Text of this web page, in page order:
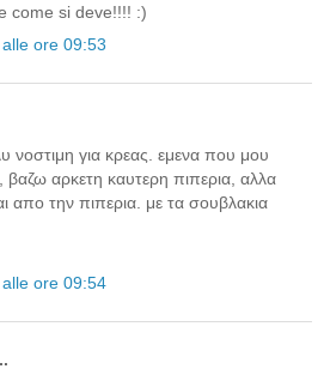
come si deve!!!! :)
ore 09:53
νοστιμη για κρεας. εμενα που μου
βαζω αρκετη καυτερη πιπερια, αλλα
απο την πιπερια. με τα σουβλακια
ore 09:54